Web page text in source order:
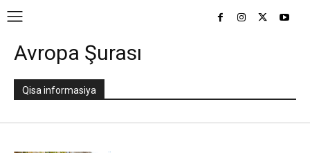
Avropa Şurası
Qisa informasiya